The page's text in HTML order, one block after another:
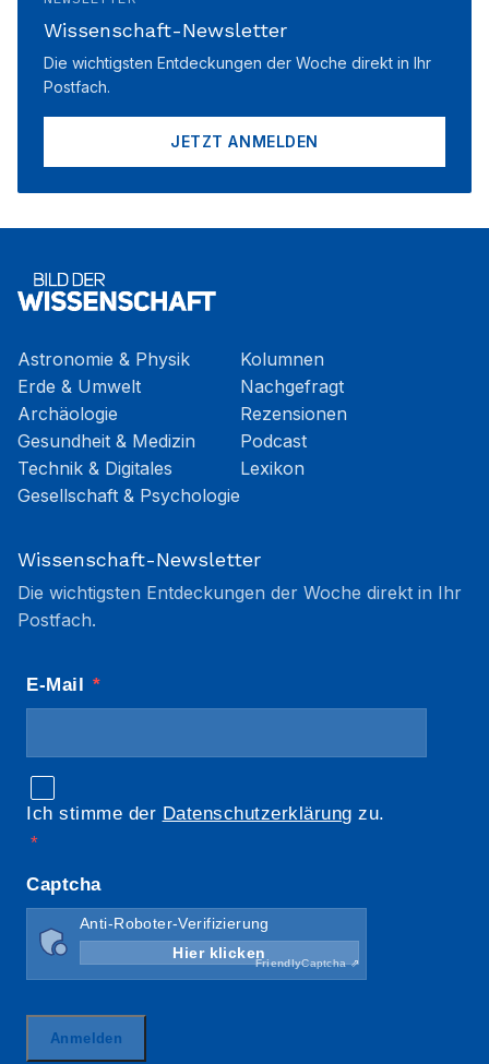
Wissenschaft-Newsletter
Die wichtigsten Entdeckungen der Woche direkt in Ihr
Postfach.
JETZT ANMELDEN
Astronomie & Physik
Erde & Umwelt
Archäologie
Gesundheit & Medizin
Technik & Digitales
Gesellschaft & Psychologie
Kolumnen
Nachgefragt
Rezensionen
Podcast
Lexikon
Wissenschaft-Newsletter
Die wichtigsten Entdeckungen der Woche direkt in Ihr
Postfach.